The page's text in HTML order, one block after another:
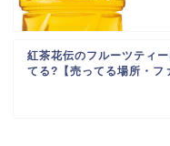
紅茶花伝のフルーツティ
てる?【売ってる場所・フ